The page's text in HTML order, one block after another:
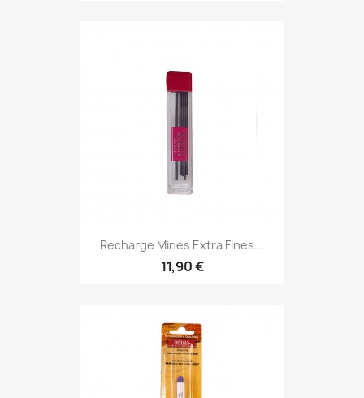
Recharge Mines Extra Fines...
11,90 €